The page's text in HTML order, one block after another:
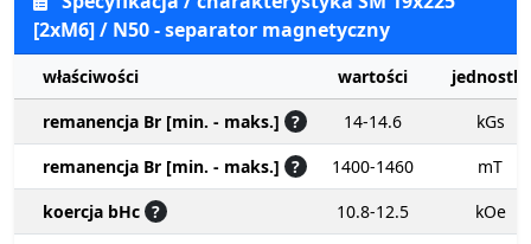
[2xM6] / N50 - separator magnetyczny
właściwości wartości
jednostki
remanencja Br [min. - maks.] ? 14-14.6
kGs
remanencja Br [min. - maks.] ? 1400-1460
mT
koercja bHc ? 10.8-12.5
kOe